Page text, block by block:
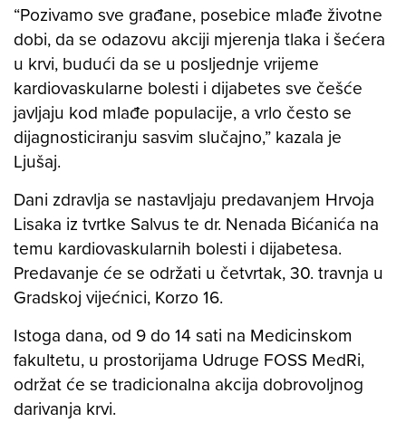
“Pozivamo sve građane, posebice mlađe životne
dobi, da se odazovu akciji mjerenja tlaka i šećera
u krvi, budući da se u posljednje vrijeme
kardiovaskularne bolesti i dijabetes sve češće
javljaju kod mlađe populacije, a vrlo često se
dijagnosticiranju sasvim slučajno,” kazala je
Ljušaj.
Dani zdravlja se nastavljaju predavanjem Hrvoja
Lisaka iz tvrtke Salvus te dr. Nenada Bićanića na
temu kardiovaskularnih bolesti i dijabetesa.
Predavanje će se održati u četvrtak, 30. travnja u
Gradskoj vijećnici, Korzo 16.
Istoga dana, od 9 do 14 sati na Medicinskom
fakultetu, u prostorijama Udruge FOSS MedRi,
održat će se tradicionalna akcija dobrovoljnog
darivanja krvi.